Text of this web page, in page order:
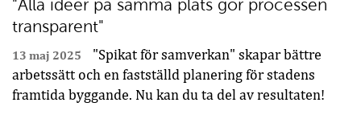
"Alla idéer på samma plats gör processen
transparent"
13 maj 2025
"Spikat för samverkan" skapar bättre
arbetssätt och en fastställd planering för stadens
framtida byggande. Nu kan du ta del av resultaten!